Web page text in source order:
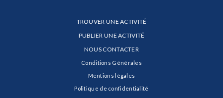
TROUVER UNE ACTIVITÉ
PUBLIER UNE ACTIVITÉ
NOUS CONTACTER
Conditions Générales
Mentions légales
Politique de confidentialité